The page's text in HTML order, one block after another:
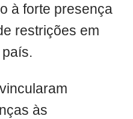
à forte presença
restrições em
às